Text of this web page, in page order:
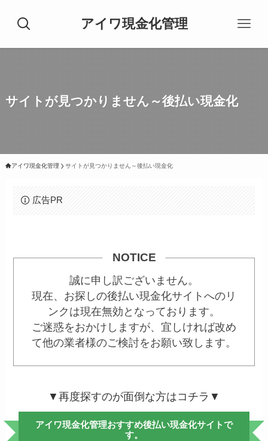
アイワ現金化管理
サイトが見つかりません～後払い現金化
アイワ現金化管理 サイトが見つかりません～後払い現金化
広告PR
NOTICE
誠に申し訳ございません。
現在、お探しの後払い現金化サイトへのリ
ンクは現在無効となっております。
ご迷惑をおかけしますが、宜しければ改め
て他の業者様のご検討をお願い致します。
▼再度探すのが面倒な方はコチラ▼
アイワ現金化管理おすすめ後払い現金化サイトで
す。